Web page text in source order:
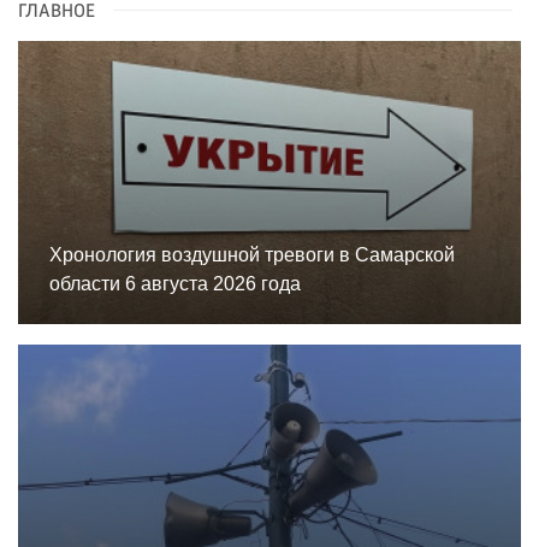
ГЛАВНОЕ
Хронология воздушной тревоги в Самарской
области 6 августа 2026 года